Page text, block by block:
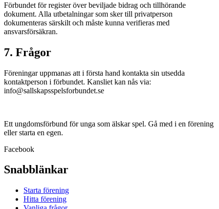
Förbundet för register över beviljade bidrag och tillhörande
dokument. Alla utbetalningar som sker till privatperson
dokumenteras särskilt och måste kunna verifieras med
ansvarsförsäkran.
7. Frågor
Föreningar uppmanas att i första hand kontakta sin utsedda
kontaktperson i förbundet. Kansliet kan nås via:
info@sallskapsspelsforbundet.se
Ett ungdomsförbund för unga som älskar spel. Gå med i en förening
eller starta en egen.
Facebook
Snabblänkar
Starta förening
Hitta förening